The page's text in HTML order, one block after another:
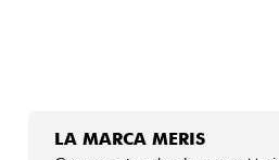
LA MARCA MERIS